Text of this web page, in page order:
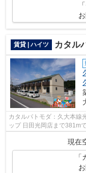
賃貸 | ハイツ カタル
カタルパトモダ：久大本線
ップ 日田光岡店まで381m
が近いです◎入居者にとっ
現在